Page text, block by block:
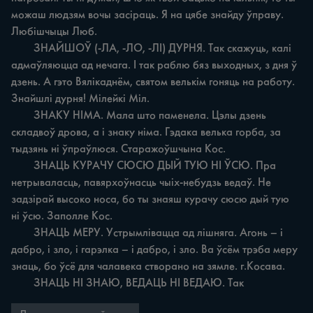
можаш людзям вочы засіраць. Я на цябе знайду ўправу.
Любішчыцы Люб.
адмаўляюцца ад нечага. І так раблю бяз выходных, з дня ў
дзень. А гэто Вялікаднём, святом велькім гоняць на работу.
Знайшлі дурня! Мілейкі Міл.
складвоў дрова, а і знаку німа. Гэдака велька горба, за
тыдзянь ні ўпраўлюся. Старажоўшчына Кос.
нетрываласць, павярхоўнасць чыіх-небудзь ведаў. Не
задзірай высоко носа, бо ты знаяш курачу сюсю дый тую
ні ўсю. Заполле Кос.
дабро, і зло, і гарэлка – і дабро, і зло. Ва ўсём трэба меру
знаць, бо ўсё для чалавека створано на зямле. г.Косава.
	ЗНАЦЬ НІ ЗНАЮ, ВЕДАЦЬ НІ ВЕДАЮ. Так